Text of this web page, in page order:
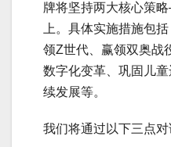
牌将坚持两大核心策
上。具体实施措施包
领Z世代、赢领双奥战
数字化变革、巩固儿
续发展等。
我们将通过以下三点对